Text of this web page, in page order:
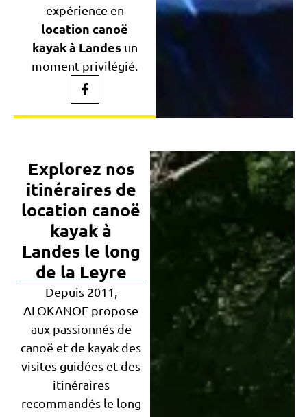
expérience en
location canoë
kayak à Landes un
moment privilégié.
Explorez nos
itinéraires de
location canoë
kayak à
Landes le long
de la Leyre
Depuis 2011,
ALOKANOE propose
aux passionnés de
canoë et de kayak des
visites guidées et des
itinéraires
recommandés le long